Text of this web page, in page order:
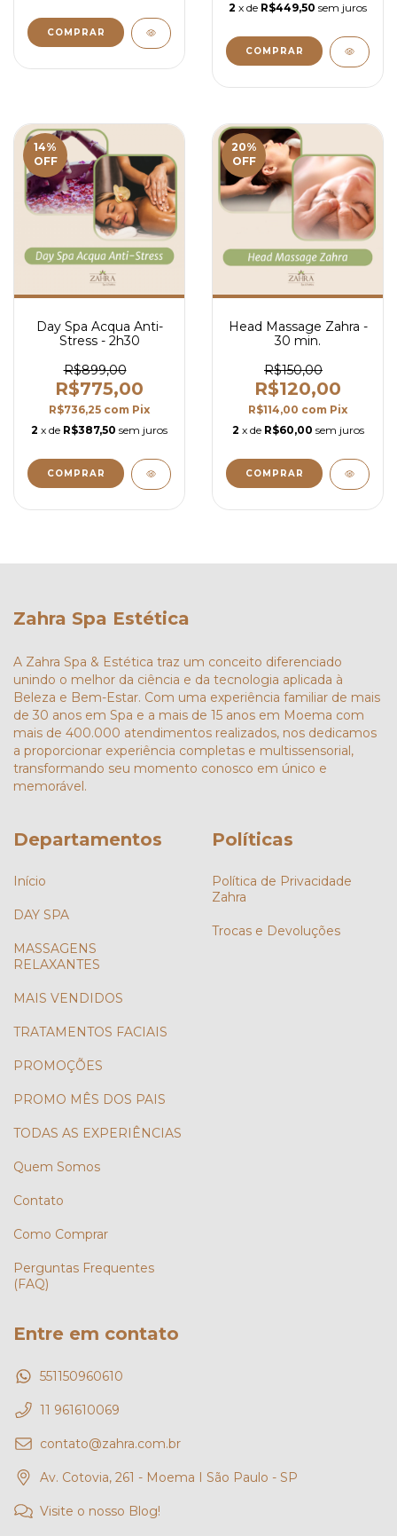
2 x de R$449,50 sem juros
14%
OFF
Day Spa Acqua Anti-
Stress - 2h30
R$899,00
R$775,00
R$736,25 com Pix
2 x de R$387,50 sem juros
20%
OFF
Head Massage Zahra -
30 min.
R$150,00
R$120,00
R$114,00 com Pix
2 x de R$60,00 sem juros
Zahra Spa Estética
A Zahra Spa & Estética traz um conceito diferenciado
unindo o melhor da ciência e da tecnologia aplicada à
Beleza e Bem-Estar. Com uma experiência familiar de mais
de 30 anos em Spa e a mais de 15 anos em Moema com
mais de 400.000 atendimentos realizados, nos dedicamos
a proporcionar experiência completas e multissensorial,
transformando seu momento conosco em único e
memorável.
Departamentos
Início
DAY SPA
MASSAGENS
RELAXANTES
MAIS VENDIDOS
TRATAMENTOS FACIAIS
PROMOÇÕES
PROMO MÊS DOS PAIS
TODAS AS EXPERIÊNCIAS
Quem Somos
Contato
Como Comprar
Perguntas Frequentes
(FAQ)
Políticas
Política de Privacidade
Zahra
Trocas e Devoluções
Entre em contato
551150960610
11 961610069
contato@zahra.com.br
Av. Cotovia, 261 - Moema I São Paulo - SP
Visite o nosso Blog!